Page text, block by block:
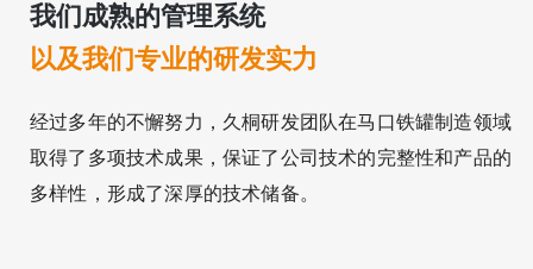
我们成熟的管理系统
以及我们专业的研发实力
经过多年的不懈努力，久桐研发团队在马口铁罐制造领域
取得了多项技术成果，保证了公司技术的完整性和产品的
多样性，形成了深厚的技术储备。